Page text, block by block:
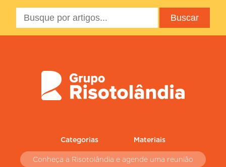
Categorias Materiais
Conheça a Risotolândia e agende uma reunião